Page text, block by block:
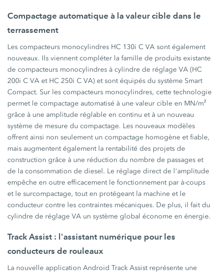
Compactage automatique à la valeur cible dans le
terrassement
Les compacteurs monocylindres HC 130i C VA sont également
nouveaux. Ils viennent compléter la famille de produits existante
de compacteurs monocylindres à cylindre de réglage VA (HC
200i C VA et HC 250i C VA) et sont équipés du système Smart
Compact. Sur les compacteurs monocylindres, cette technologie
permet le compactage automatisé à une valeur cible en MN/m²
grâce à une amplitude réglable en continu et à un nouveau
système de mesure du compactage. Les nouveaux modèles
offrent ainsi non seulement un compactage homogène et fiable,
mais augmentent également la rentabilité des projets de
construction grâce à une réduction du nombre de passages et
de la consommation de diesel. Le réglage direct de l'amplitude
empêche en outre efficacement le fonctionnement par à-coups
et le surcompactage, tout en protégeant la machine et le
conducteur contre les contraintes mécaniques. De plus, il fait du
cylindre de réglage VA un système global économe en énergie.
Track Assist : l'assistant numérique pour les
conducteurs de rouleaux
La nouvelle application Android Track Assist représente une